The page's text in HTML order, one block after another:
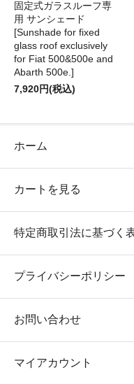
固定式ガラスルーフ専
用 サンシェード
[Sunshade for fixed
glass roof exclusively
for Fiat 500&500e and
Abarth 500e.]
7,920円(税込)
ホーム
カートを見る
特定商取引法に基づく
プライバシーポリシー
お問い合わせ
マイアカウント